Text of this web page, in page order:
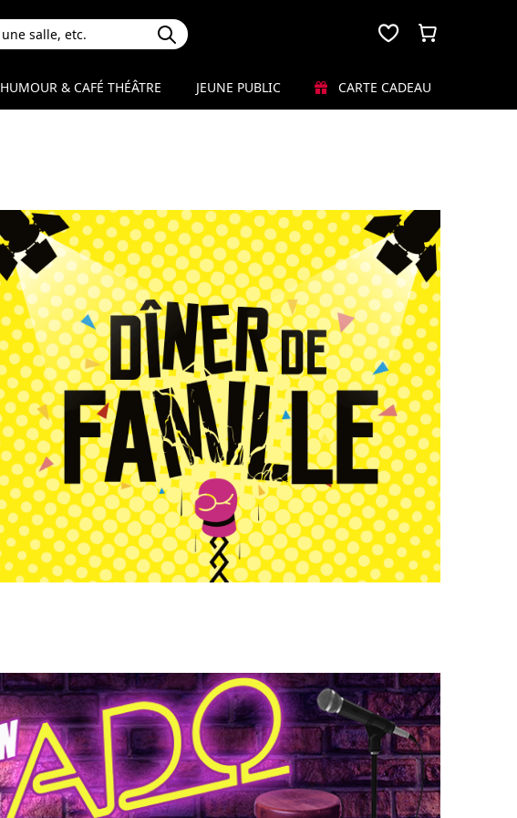
HUMOUR & CAFÉ THÉÂTRE JEUNE PUBLIC CARTE CADEAU